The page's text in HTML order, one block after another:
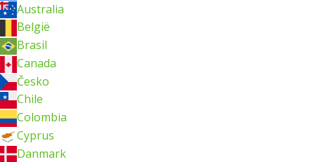
Australia
België
Brasil
Canada
Česko
Chile
Colombia
Cyprus
Danmark